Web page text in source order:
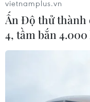
vietnamplus.vn
Ấn Độ thử thành
4, tầm bắn 4.000